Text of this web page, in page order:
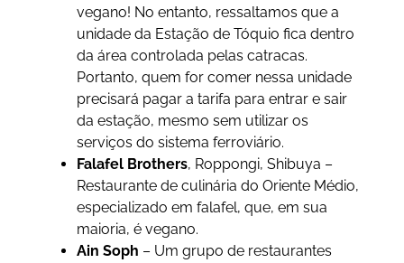
vegano! No entanto, ressaltamos que a
unidade da Estação de Tóquio fica dentro
da área controlada pelas catracas.
Portanto, quem for comer nessa unidade
precisará pagar a tarifa para entrar e sair
da estação, mesmo sem utilizar os
serviços do sistema ferroviário.
Falafel Brothers, Roppongi, Shibuya –
Restaurante de culinária do Oriente Médio,
especializado em falafel, que, em sua
maioria, é vegano.
Ain Soph – Um grupo de restaurantes